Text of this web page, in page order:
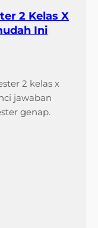
2 Kelas X
Ini
2 kelas x
jawaban
genap.